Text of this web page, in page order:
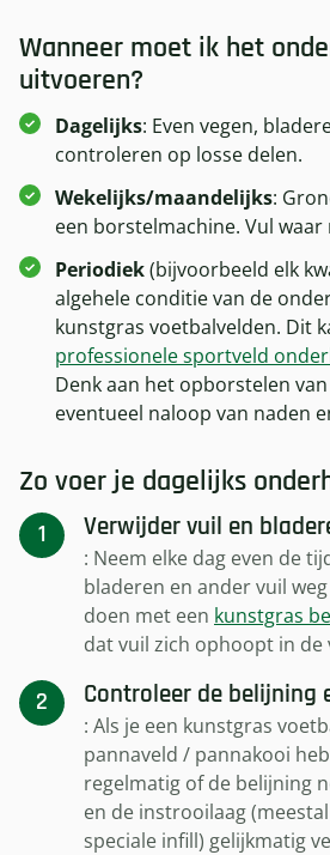
Wanneer moet ik het
uitvoeren?
Dagelijks: Even vegen,
controleren op losse delen.
Wekelijks/maandelijks:
een borstelmachine. Vul
Periodiek(bijvoorbeeld elk
algehele conditie van de
kunstgras voetbalvelden. Dit
professionele sportveld
Denk aan het opborstelen
eventueel naloop van naden
Zo voer je dagelijks
Verwijder vuil en
: Neem elke dag even de
bladeren en ander vuil
doen met een kunstgras
dat vuil zich ophoopt in de
Controleer de belijning
: Als je een kunstgras
pannaveld / pannakooi
regelmatig of de belijning
en de instrooilaag
speciale infill) gelijkmatig